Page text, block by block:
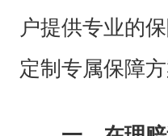
户提供专业的
定制专属保障方